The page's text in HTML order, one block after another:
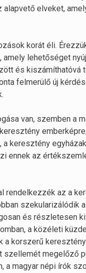
elveket,
korát éli.
lehetőséget
és
felmerülő új
van, szemben a
keresztény
ennek az
az a
szekularizálódik
és részletesen
a közéleti
a korszerű
szellemét megelőző
a magyar népi írók